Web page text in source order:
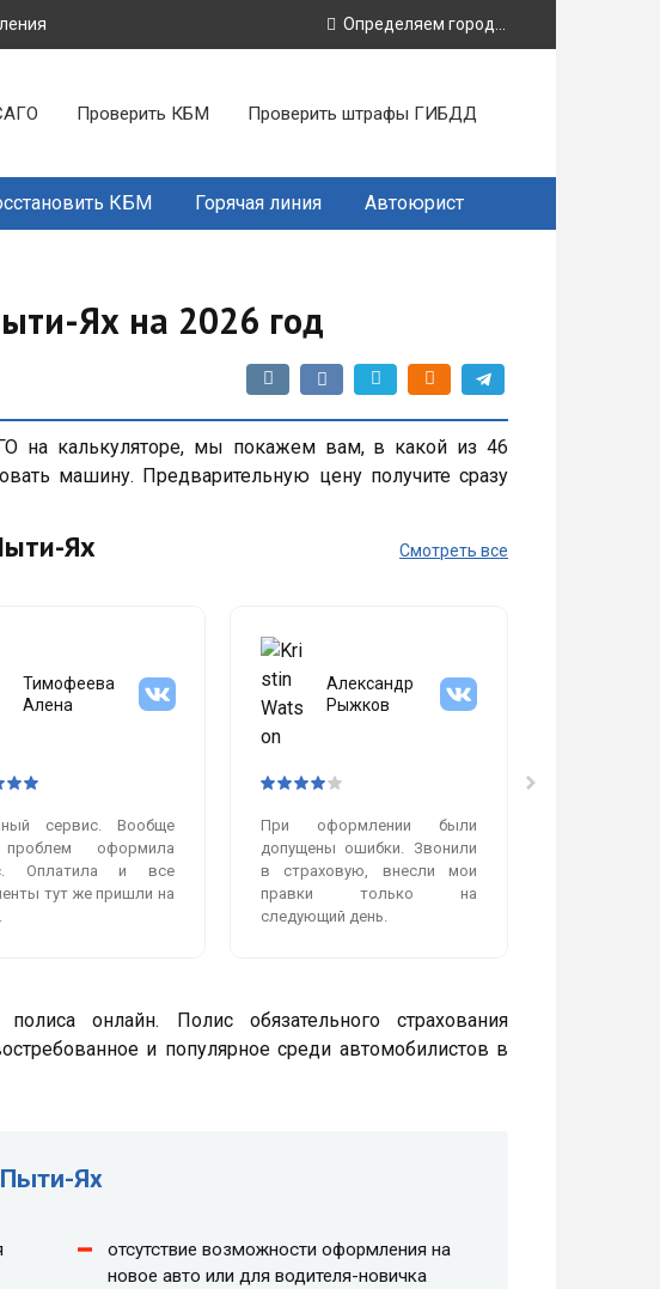
Определяем город...
Проверить КБМ Проверить штрафы ГИБДД
КБМ Горячая линия Автоюрист
Ях на 2026 год
на калькуляторе, мы покажем вам, в какой из 46
машину. Предварительную цену получите сразу
Ях Смотреть все
Тимофеева
Алена
сервис. Вообще
оформила
Оплатила и все
тут же пришли на
Александр
Рыжков
При оформлении были
допущены ошибки. Звонили
в страховую, внесли мои
правки только на
следующий день.
онлайн. Полис обязательного страхования
и популярное среди автомобилистов в
Ях
отсутствие возможности оформления на
новое авто или для водителя-новичка